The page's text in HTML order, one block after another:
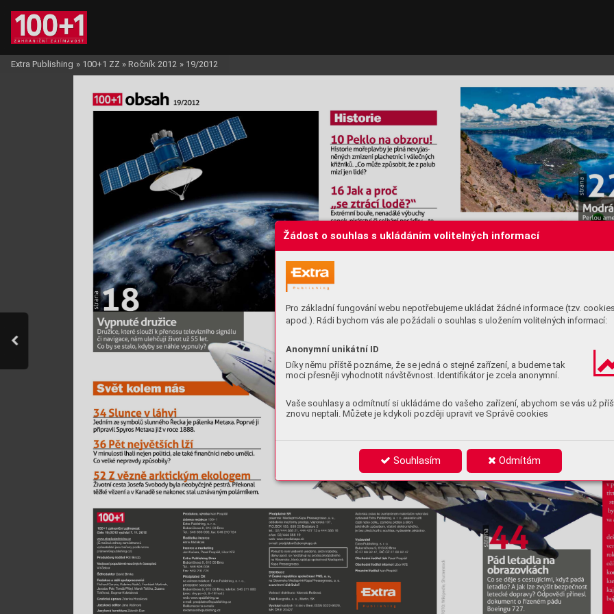
Žádost o souhlas s ukládáním volitelných informací
Pro základní fungování webu nepotřebujeme ukládat žádné informace (tzv.
apod.). Rádi bychom vás ale požádali o souhlas s uložením volitelných informací:
Anonymní unikátní ID
Díky němu příště poznáme, že se jedná o stejné zařízení, a budeme tak
moci přesněji vyhodnotit návštěvnost. Identifikátor je zcela anonymní.
Vaše souhlasy a odmítnutí si ukládáme do vašeho zařízení, abychom se vás už
znovu neptali. Můžete je kdykoli později upravit ve Správě cookies
Souhlasím Odmítám
Extra Publishing » 100+1 ZZ » Ročník 2012 » 19/2012